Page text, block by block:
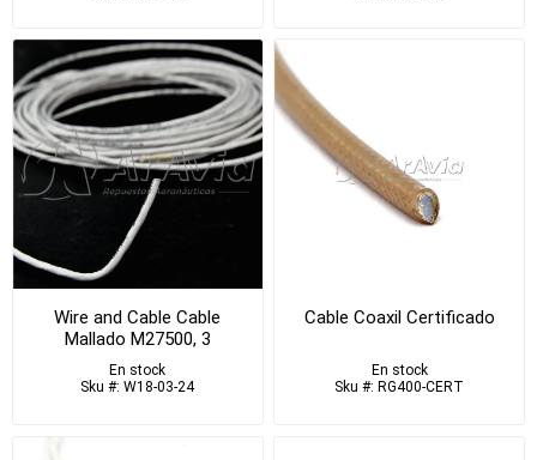
Wire and Cable Cable
Mallado M27500, 3
Conductores AWG 24
Blanco
En stock
Sku #: W18-03-24
Cable Coaxil Certificado
En stock
Sku #: RG400-CERT